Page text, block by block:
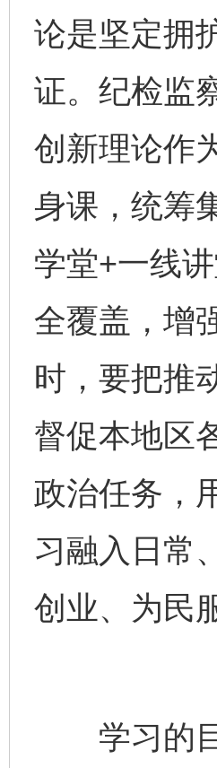
论是坚定拥
证。纪检监
创新理论作
身课，统筹
学堂+一线
全覆盖，增
时，要把推
督促本地区
政治任务，
习融入日常
创业、为民
学习的目